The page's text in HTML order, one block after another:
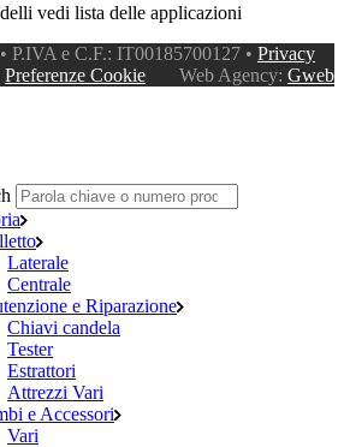
vedi lista delle applicazioni
P.IVA e C.F.: IT00185700127 • Privacy
Preferenze Cookie Web Agency: Gweb
Laterale
Centrale
e Riparazione
Chiavi candela
Tester
Estrattori
Attrezzi Vari
e Accessori
Vari